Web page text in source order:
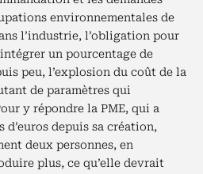
environnementales de
l’industrie, l’obligation pour
un pourcentage de
peu, l’explosion du coût de la
de paramètres qui
y répondre la PME, qui a
depuis sa création,
deux personnes, en
plus, ce qu’elle devrait